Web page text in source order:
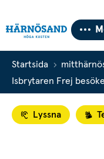
Startsida
Isbrytaren Frej
Lyssna